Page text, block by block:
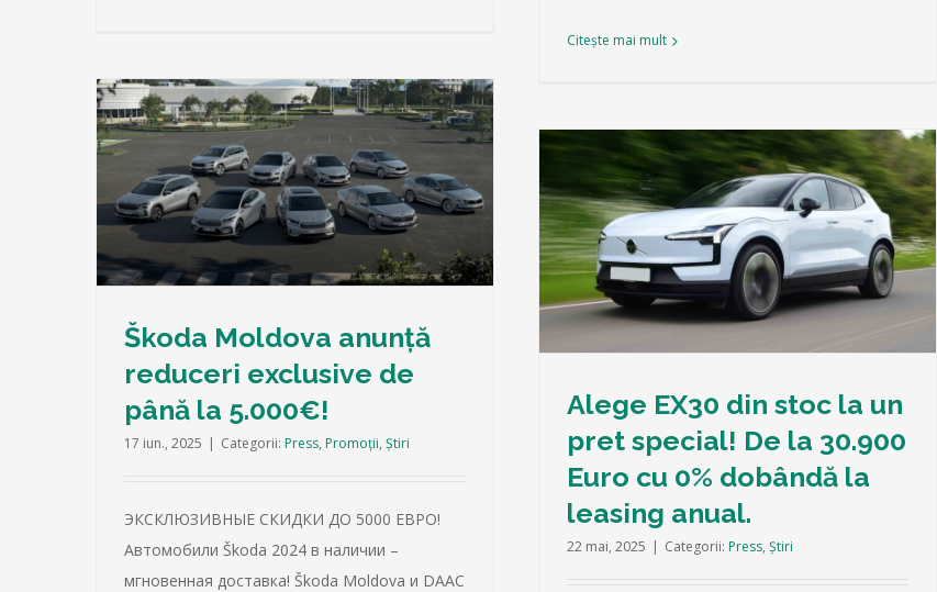
Citește mai mult
13 800 automobile vândute în cei 28 de
ani colaborare Škoda și DAAC Hermes
Press Știri
Škoda Moldova anunță
reduceri exclusive de
până la 5.000€!
17 iun., 2025 | Categorii: Press, Promoții, Știri
ЭКСКЛЮЗИВНЫЕ СКИДКИ ДО 5000 ЕВРО!
Автомобили Škoda 2024 в наличии –
мгновенная доставка! Škoda Moldova и DAAC
Alege EX30 din stoc la un pret special! De
la 30.900 Euro cu 0% dobândă la leasing
anual.
Alege EX30 din stoc la un
pret special! De la 30.900
Euro cu 0% dobândă la
leasing anual.
22 mai, 2025 | Categorii: Press, Știri